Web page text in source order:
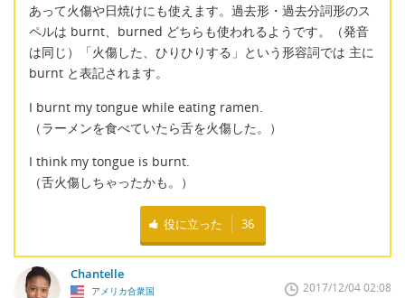
あって火傷や日焼けにも使えます。過去形・過去分詞形のス
ペルは burnt、burned どちらも使われるようです。（発音
は同じ）「火傷した、ひりひりする」という形容詞では 主に
burnt と表記されます。
I burnt my tongue while eating ramen.
（ラーメンを食べていたら舌を火傷した。）
I think my tongue is burnt.
（舌火傷しちゃったかも。）
役に立った 36
Chantelle
アメリカ合衆国 2017/12/04 02:08